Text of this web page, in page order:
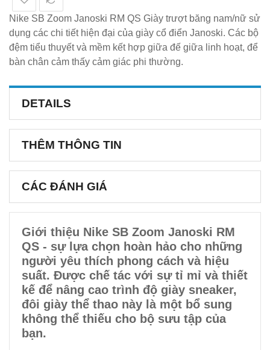
Nike SB Zoom Janoski RM QS Giày trượt băng nam/nữ sử
dụng các chi tiết hiện đại của giày cổ điển Janoski. Các bộ
đệm tiểu thuyết và mềm kết hợp giữa đế giữa linh hoạt, để
bàn chân cảm thấy cảm giác phi thường.
DETAILS
THÊM THÔNG TIN
CÁC ĐÁNH GIÁ
Giới thiệu Nike SB Zoom Janoski RM
QS - sự lựa chọn hoàn hảo cho những
người yêu thích phong cách và hiệu
suất. Được chế tác với sự tỉ mỉ và thiết
kế để nâng cao trình độ giày sneaker,
đôi giày thể thao này là một bổ sung
không thể thiếu cho bộ sưu tập của
bạn.